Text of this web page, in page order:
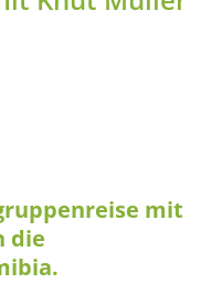
mit
die